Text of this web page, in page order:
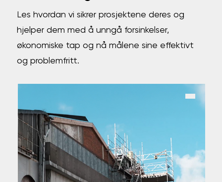
Les hvordan vi sikrer prosjektene deres og
hjelper dem med å unngå forsinkelser,
økonomiske tap og nå målene sine effektivt
og problemfritt.